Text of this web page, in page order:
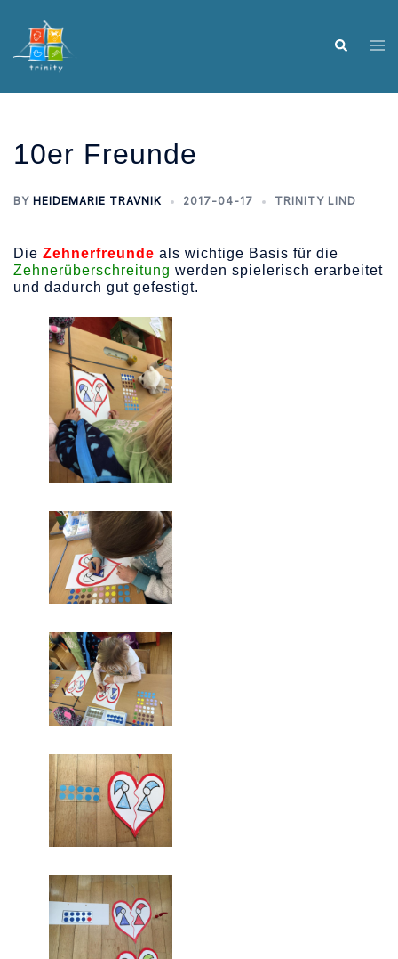
content
Search
10er Freunde
BY HEIDEMARIE TRAVNIK 2017-04-17 TRINITY LIND
Die Zehnerfreunde als wichtige Basis für die
Zehnerüberschreitung werden spielerisch erarbeitet
und dadurch gut gefestigt.